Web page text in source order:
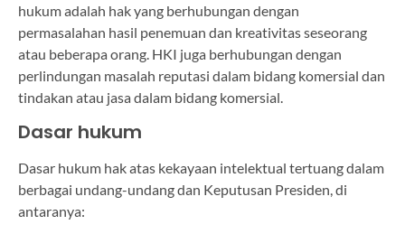
hukum adalah hak yang berhubungan dengan
permasalahan hasil penemuan dan kreativitas seseorang
atau beberapa orang. HKI juga berhubungan dengan
perlindungan masalah reputasi dalam bidang komersial dan
tindakan atau jasa dalam bidang komersial.
Dasar hukum
Dasar hukum hak atas kekayaan intelektual tertuang dalam
berbagai undang-undang dan Keputusan Presiden, di
antaranya: